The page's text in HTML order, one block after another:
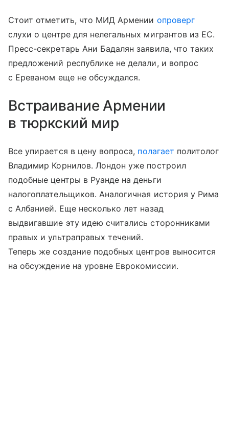
Стоит отметить, что МИД Армении опроверг
слухи о центре для нелегальных мигрантов из ЕС.
Пресс-секретарь Ани Бадалян заявила, что таких
предложений республике не делали, и вопрос
с Ереваном еще не обсуждался.
Встраивание Армении
в тюркский мир
Все упирается в цену вопроса, полагает политолог
Владимир Корнилов. Лондон уже построил
подобные центры в Руанде на деньги
налогоплательщиков. Аналогичная история у Рима
с Албанией. Еще несколько лет назад
выдвигавшие эту идею считались сторонниками
правых и ультраправых течений.
Теперь же создание подобных центров выносится
на обсуждение на уровне Еврокомиссии.